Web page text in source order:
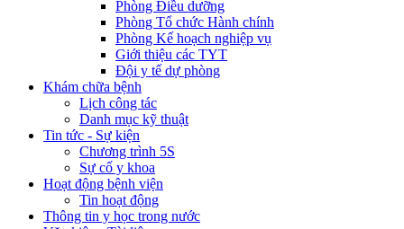
Phòng Điều dưỡng
Phòng Tổ chức Hành chính
Phòng Kế hoạch nghiệp vụ
Giới thiệu các TYT
Đội y tế dự phòng
Khám chữa bệnh
Lịch công tác
Danh mục kỹ thuật
Tin tức - Sự kiện
Chương trình 5S
Sự cố y khoa
Hoạt động bệnh viện
Tin hoạt động
Thông tin y học trong nước